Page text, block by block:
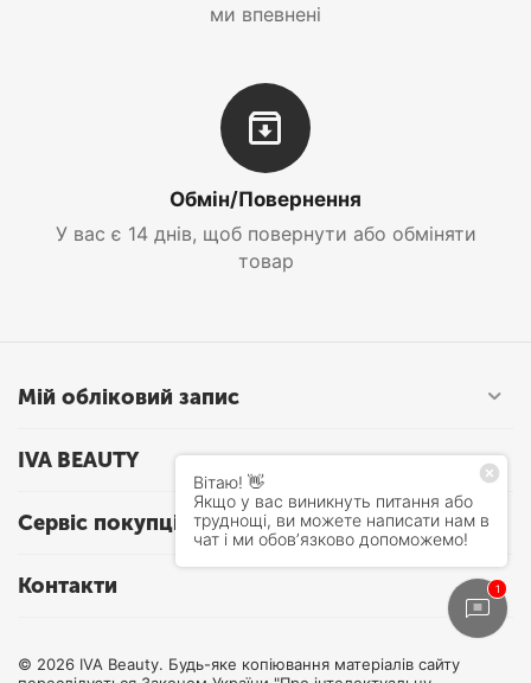
ми впевнені
Обмін/Повернення
У вас є 14 днів, щоб повернути або обміняти
товар
Мій обліковий запис
IVA BEAUTY
Сервіс покупців
Контакти
© 2026 IVA Beauty. Будь-яке копіювання матеріалів сайту